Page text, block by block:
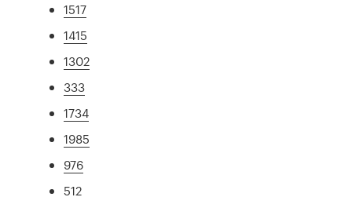
1517
1415
1302
333
1734
1985
976
512